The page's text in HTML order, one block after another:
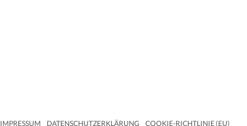
IMPRESSUM DATENSCHUTZERKLÄRUNG COOKIE-RICHTLINIE (EU)